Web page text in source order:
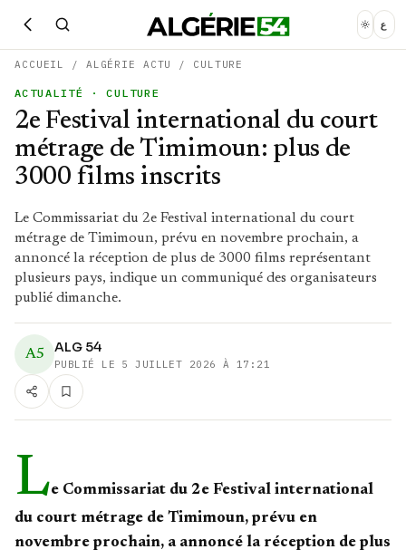
ع
ACCUEIL / ALGÉRIE ACTU / CULTURE
ACTUALITÉ · CULTURE
2e Festival international du court
métrage de Timimoun: plus de
3000 films inscrits
Le Commissariat du 2e Festival international du court
métrage de Timimoun, prévu en novembre prochain, a
annoncé la réception de plus de 3000 films représentant
plusieurs pays, indique un communiqué des organisateurs
publié dimanche.
A5 ALG 54
PUBLIÉ LE 5 JUILLET 2026 À 17:21
Le Commissariat du 2e Festival international
du court métrage de Timimoun, prévu en
novembre prochain, a annoncé la réception de plus